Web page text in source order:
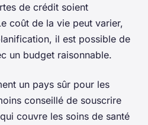
de crédit soient
coût de la vie peut varier,
il est possible de
un budget raisonnable.
un pays sûr pour les
conseillé de souscrire
couvre les soins de santé